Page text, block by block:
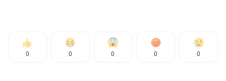
0 0 0 0 0